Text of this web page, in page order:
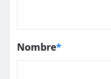
Nombre*